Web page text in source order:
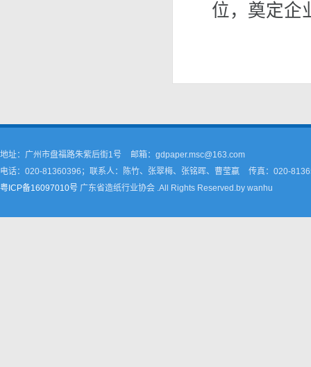
位，奠定企
地址：广州市盘福路朱紫后街1号
邮箱：gdpaper.msc@163.com
电话：020-81360396；联系人：陈竹、张翠梅、张铭晖、曹莹嬴
传真：020-
粤ICP备16097010号 广东省造纸行业协会 .All Rights Reserved.by wanhu